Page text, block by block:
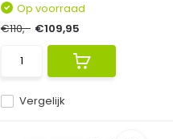
Vergelijk
Op voorraad
€110,- €109,95